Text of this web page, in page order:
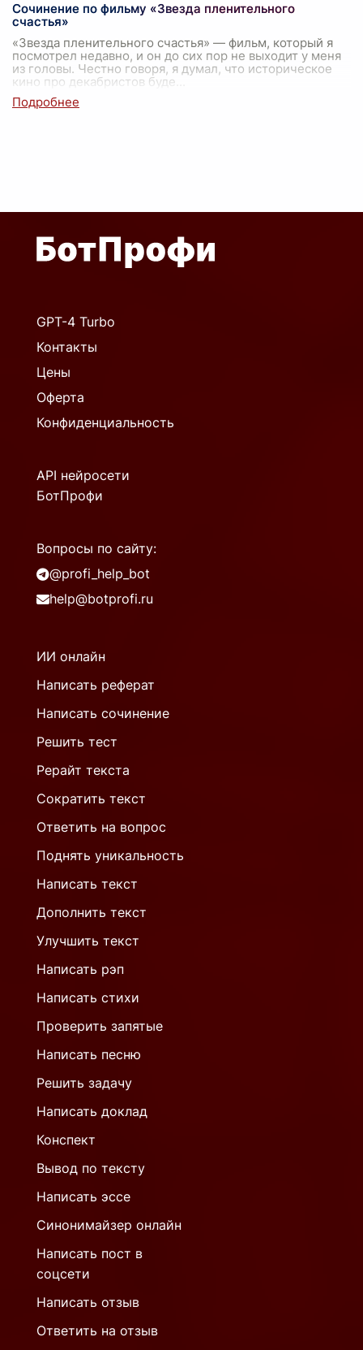
Сочинение по фильму «Звезда пленительного
счастья»
«Звезда пленительного счастья» — фильм, который я
посмотрел недавно, и он до сих пор не выходит у меня
из головы. Честно говоря, я думал, что историческое
кино про декабристов буде
GPT-4 Turbo
Контакты
Цены
Оферта
Конфиденциальность
API нейросети
БотПрофи
Вопросы по сайту:
@profi_help_bot
help@botprofi.ru
ИИ онлайн
Написать реферат
Написать сочинение
Решить тест
Рерайт текста
Сократить текст
Ответить на вопрос
Поднять уникальность
Написать текст
Дополнить текст
Улучшить текст
Написать рэп
Написать стихи
Проверить запятые
Написать песню
Решить задачу
Написать доклад
Конспект
Вывод по тексту
Написать эссе
Синонимайзер онлайн
Написать пост в
соцсети
Написать отзыв
Ответить на отзыв